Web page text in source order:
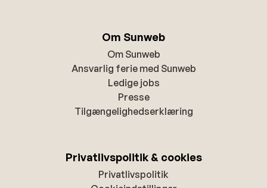
Om Sunweb
Om Sunweb
Ansvarlig ferie med Sunweb
Ledige jobs
Presse
Tilgængelighedserklæring
Privatlivspolitik & cookies
Privatlivspolitik